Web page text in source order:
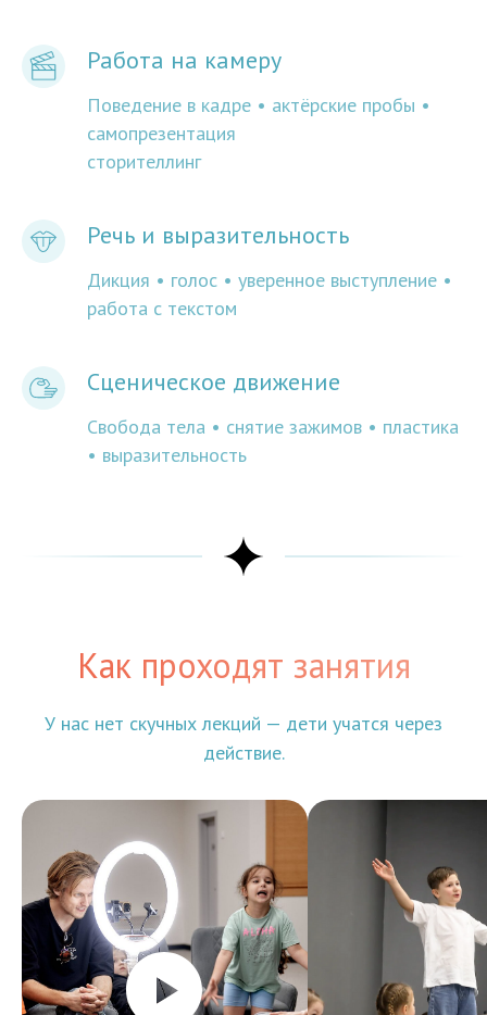
Работа на камеру
Поведение в кадре • актёрские пробы •
самопрезентация
сторителлинг
Речь и выразительность
Дикция • голос • уверенное выступление •
работа с текстом
Сценическое движение
Свобода тела • снятие зажимов • пластика
• выразительность
Как проходят занятия
У нас нет скучных лекций — дети учатся через
действие.